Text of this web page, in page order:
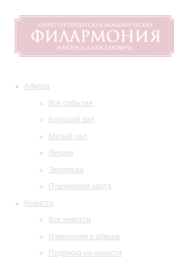
Афиша
Все события
Большой зал
Малый зал
Лекции
Экскурсии
Пушкинская карта
Новости
Все новости
Изменения в афише
Подписка на новости